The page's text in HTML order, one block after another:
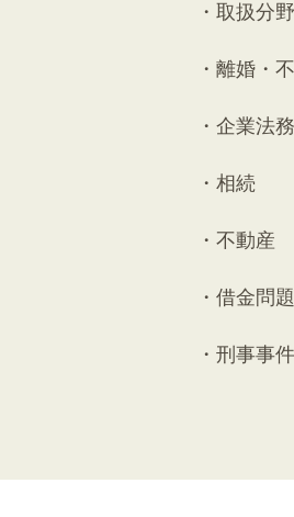
取扱分野
離婚・
企業法
相続
不動産
借金問題
刑事事件